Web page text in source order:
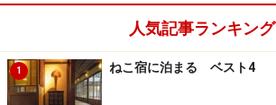
人気記事ランキング
1 ねこ宿に泊まる ベスト4